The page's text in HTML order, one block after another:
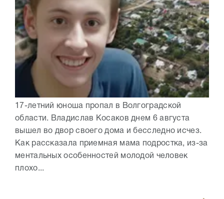
17-летний юноша пропал в Волгоградской
области. Владислав Косаков днем 6 августа
вышел во двор своего дома и бесследно исчез.
Как рассказала приемная мама подростка, из-за
ментальных особенностей молодой человек
плохо...